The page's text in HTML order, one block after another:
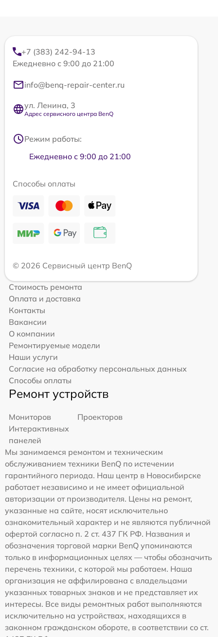
+7 (383) 242-94-13
Ежедневно с 9:00 до 21:00
info@benq-repair-center.ru
ул. Ленина, 3
Адрес сервисного центра BenQ
Режим работы:
Ежедневно с 9:00 до 21:00
Способы оплаты
© 2026 Сервисный центр BenQ
Стоимость ремонта
Оплата и доставка
Контакты
Вакансии
О компании
Ремонтируемые модели
Наши услуги
Согласие на обработку персональных данных
Способы оплаты
Ремонт устройств
Мониторов
Проекторов
Интерактивных
панелей
Мы занимаемся ремонтом и техническим
обслуживанием техники BenQ по истечении
гарантийного периода. Наш центр в Новосибирске
работает независимо и не имеет официальной
авторизации от производителя. Цены на ремонт,
указанные на сайте, носят исключительно
ознакомительный характер и не являются публичной
офертой согласно п. 2 ст. 437 ГК РФ. Названия и
обозначения торговой марки BenQ упоминаются
только в информационных целях — чтобы обозначить
перечень техники, с которой мы работаем. Наша
организация не аффилирована с владельцами
указанных товарных знаков и не представляет их
интересы. Все виды ремонтных работ выполняются
исключительно на устройствах, находящихся в
законном гражданском обороте, в соответствии со ст.